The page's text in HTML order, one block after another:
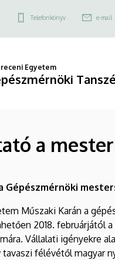
Telefonkönyv e-mail
Egyetem
a
Gépészmérnöki
Műszaki Karán a
2018. februárjától
Vállalati igényekre
tavaszi félévétől magyar